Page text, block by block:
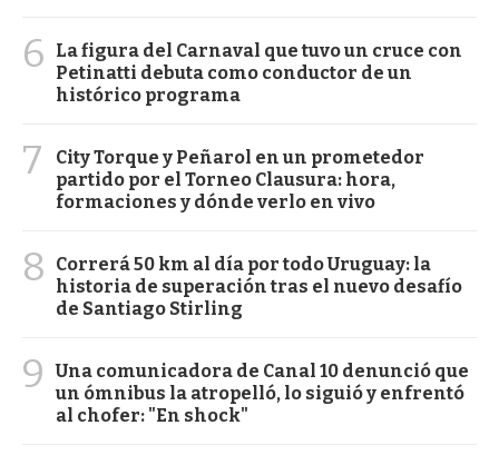
6
La figura del Carnaval que tuvo un cruce con
Petinatti debuta como conductor de un
histórico programa
7
City Torque y Peñarol en un prometedor
partido por el Torneo Clausura: hora,
formaciones y dónde verlo en vivo
8
Correrá 50 km al día por todo Uruguay: la
historia de superación tras el nuevo desafío
de Santiago Stirling
9
Una comunicadora de Canal 10 denunció que
un ómnibus la atropelló, lo siguió y enfrentó
al chofer: "En shock"